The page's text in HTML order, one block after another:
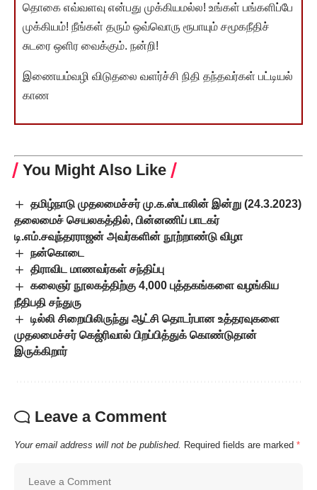
தொகை எவ்வளவு என்பது முக்கியமல்ல! உங்கள் பங்களிப்பே
முக்கியம்! நீங்கள் தரும் ஒவ்வொரு ரூபாயும் சமூகநீதிச்
சுடரை ஒளிர வைக்கும். நன்றி!
இணையம்வழி விடுதலை வளர்ச்சி நிதி தந்தவர்கள் பட்டியல்
காண
You Might Also Like
தமிழ்நாடு முதலமைச்சர் மு.க.ஸ்டாலின் இன்று (24.3.2023)
தலைமைச் செயலகத்தில், பின்னணிப் பாடகர்
டி.எம்.சவுந்தரராஜன் அவர்களின் நூற்றாண்டு விழா
நன்கொடை
திராவிட மாணவர்கள் சந்திப்பு
கலைஞர் நூலகத்திற்கு 4,000 புத்தகங்களை வழங்கிய
நீதிபதி சந்துரு
டில்லி சிறையிலிருந்து ஆட்சி தொடர்பான உத்தரவுகளை
முதலமைச்சர் கெஜ்ரிவால் பிறப்பித்துக் கொண்டுதான்
இருக்கிறார்
Leave a Comment
Your email address will not be published. Required fields are marked *